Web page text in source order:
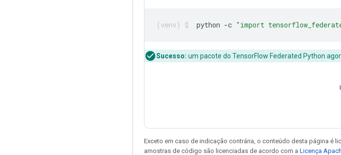
python -c "import
Sucesso: um pacote do TensorFlow Federated Python
Exceto em caso de indicação contrária, o conteúdo desta página é
amostras de código são licenciadas de acordo com a Licença